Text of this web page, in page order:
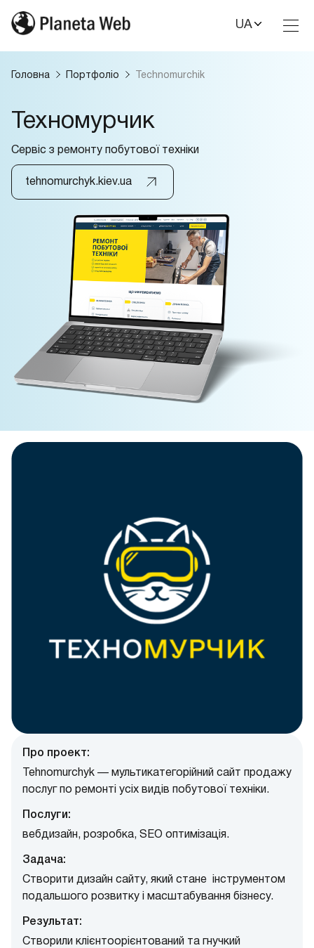
UA
Головна Портфоліо Technomurchik
Техномурчик
Сервіс з ремонту побутової техніки
tehnomurchyk.kiev.ua
Про проект:
Tehnomurchyk — мультикатегорійний сайт продажу
послуг по ремонті усіх видів побутової техніки.
Послуги:
вебдизайн, pозробка, SEO оптимізація.
Задача:
Створити дизайн сайту, який стане інструментом
подальшого розвитку і масштабування бізнесу.
Результат:
Створили клієнтоорієнтований та гнучкий